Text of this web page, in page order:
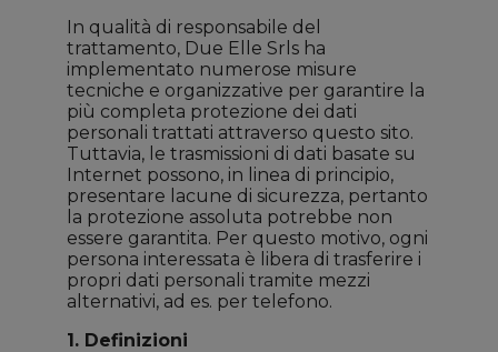
In qualità di responsabile del
trattamento, Due Elle Srls ha
implementato numerose misure
tecniche e organizzative per garantire la
più completa protezione dei dati
personali trattati attraverso questo sito.
Tuttavia, le trasmissioni di dati basate su
Internet possono, in linea di principio,
presentare lacune di sicurezza, pertanto
la protezione assoluta potrebbe non
essere garantita. Per questo motivo, ogni
persona interessata è libera di trasferire i
propri dati personali tramite mezzi
alternativi, ad es. per telefono.
1. Definizioni